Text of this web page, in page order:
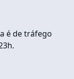
é de tráfego